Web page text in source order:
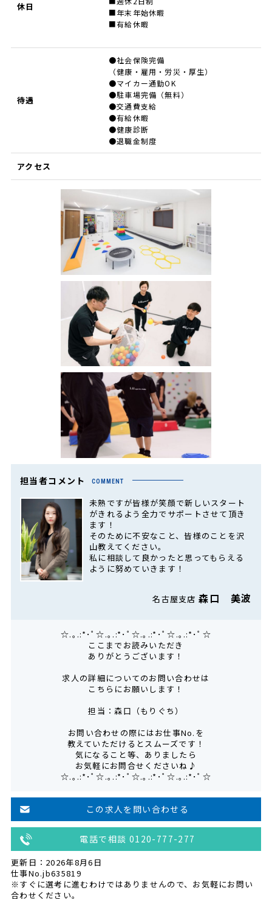
休日
■年末年始休暇
■有給休暇
待遇
●社会保険完備
（健康・雇用・労災・厚生）
●マイカー通勤OK
●駐車場完備（無料）
●交通費支給
●有給休暇
●健康診断
●退職金制度
アクセス
担当者コメント COMMENT
未熟ですが皆様が笑顔で新しいスタート
がきれるよう全力でサポートさせて頂き
ます！
そのために不安なこと、皆様のことを沢
山教えてください。
私に相談して良かったと思ってもらえる
ように努めていきます！
名古屋支店森口 美波
☆.｡.:*･ﾟ☆.｡.:*･ﾟ☆.｡.:*･ﾟ☆.｡.:*･ﾟ☆
ここまでお読みいただき
ありがとうございます！
求人の詳細についてのお問い合わせは
こちらにお願いします！
担当：森口（もりぐち）
お問い合わせの際にはお仕事No.を
教えていただけるとスムーズです！
気になること等、ありましたら
お気軽にお問合せくださいね♪
☆.｡.:*･ﾟ☆.｡.:*･ﾟ☆.｡.:*･ﾟ☆.｡.:*･ﾟ☆
この求人を問い合わせる
電話で相談 0120-777-277
更新日：2026年8月6日
仕事No.jb635819
※すぐに選考に進むわけではありませんので、お気軽にお問い
合わせください。